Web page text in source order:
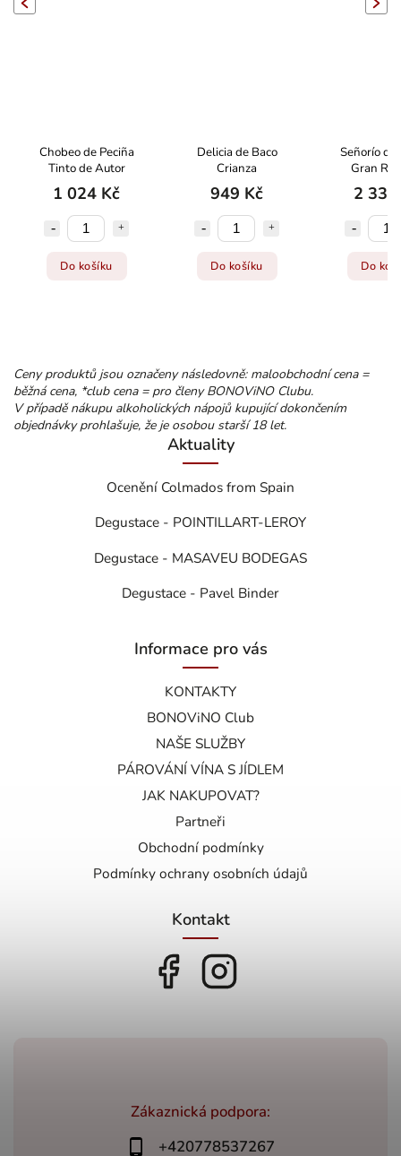
Chobeo de Peciña
Tinto de Autor
1 024 Kč
Do košíku
Delicia de Baco
Crianza
949 Kč
Do košíku
Señorío de
Gran
2 339
Do
Next
Ceny produktů jsou označeny následovně: maloobchodní cena =
běžná cena, *club cena = pro členy BONOViNO Clubu.
V případě nákupu alkoholických nápojů kupující dokončením
objednávky prohlašuje, že je osobou starší 18 let.
Zákaznická podpora:
+420778537267
Aktuality
Ocenění Colmados from Spain
Degustace - POINTILLART-LEROY
Degustace - MASAVEU BODEGAS
Degustace - Pavel Binder
Informace pro vás
KONTAKTY
BONOViNO Club
NAŠE SLUŽBY
PÁROVÁNÍ VÍNA S JÍDLEM
JAK NAKUPOVAT?
Partneři
Obchodní podmínky
Podmínky ochrany osobních údajů
Kontakt